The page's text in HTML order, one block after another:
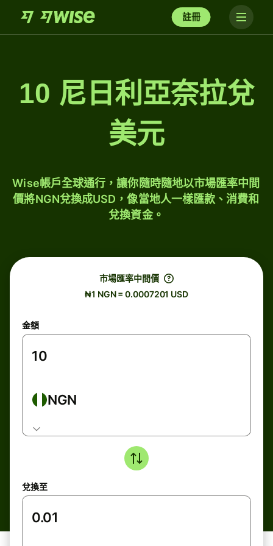
註冊
10 尼日利亞奈拉兌
美元
Wise帳戶全球通行，讓你隨時隨地以市場匯率中間
價將NGN兌換成USD，像當地人一樣匯款、消費和
兌換資金。
市場匯率中間價
₦1 NGN = 0.0007201 USD
金額
NGN
兌換至